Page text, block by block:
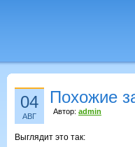
04
АВГ
Похожие
Автор: admin
Выглядит это так: